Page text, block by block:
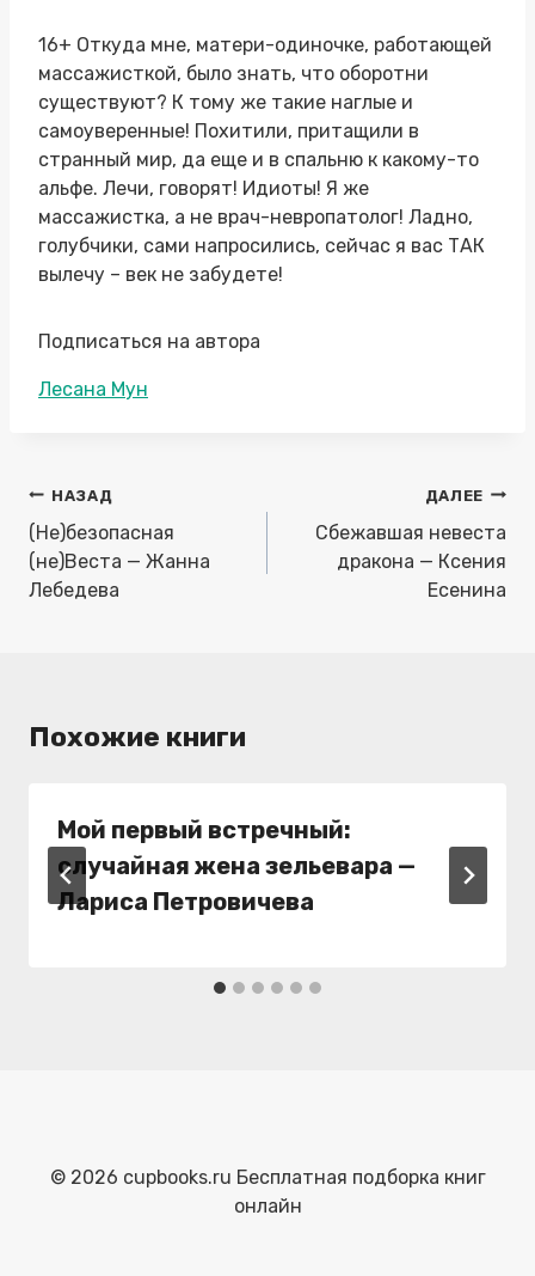
16+ Откуда мне, матери-одиночке, работающей
массажисткой, было знать, что оборотни
существуют? К тому же такие наглые и
самоуверенные! Похитили, притащили в
странный мир, да еще и в спальню к какому-то
альфе. Лечи, говорят! Идиоты! Я же
массажистка, а не врач-невропатолог! Ладно,
голубчики, сами напросились, сейчас я вас ТАК
вылечу – век не забудете!
Подписаться на автора
Метки
Лесана Мун
Навигация
по
записям
НАЗАД
(Не)безопасная
(не)Веста — Жанна
Лебедева
ДАЛЕЕ
Сбежавшая невеста
дракона — Ксения
Есенина
Похожие книги
Мой первый встречный:
случайная жена зельевара —
Лариса Петровичева
© 2026 cupbooks.ru Бесплатная подборка книг
онлайн